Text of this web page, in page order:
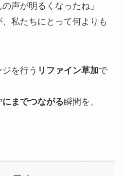
声が明るくなったね」
私たちにとって何よりも
を行う リファイン草加で
にまでつながる瞬間を、